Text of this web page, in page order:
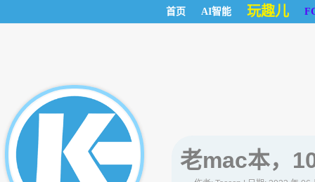
首页 AI智能 玩趣儿
老mac本，